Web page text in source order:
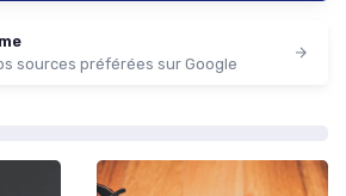
sources préférées sur Google